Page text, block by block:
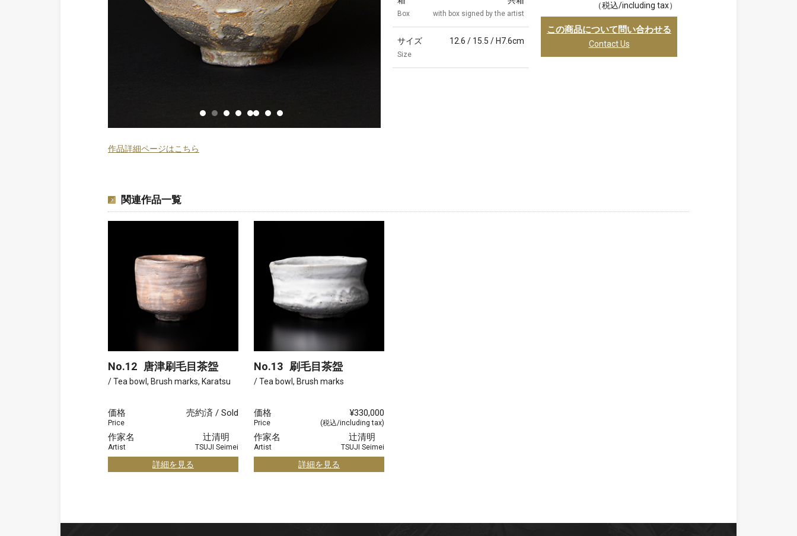
Box with box signed by the artist
サイズ
Size
12.6 / 15.5 / H7.6cm
（税込/including tax）
この商品について問い合わせる
Contact Us
作品詳細ページはこちら
関連作品一覧
No.12 唐津刷毛目茶盌
/ Tea bowl, Brush marks, Karatsu
価格
Price
売約済 / Sold
作家名
Artist
辻清明
TSUJI Seimei
詳細を見る
No.13 刷毛目茶盌
/ Tea bowl, Brush marks
価格
Price
¥330,000
(税込/including tax)
作家名
Artist
辻清明
TSUJI Seimei
詳細を見る